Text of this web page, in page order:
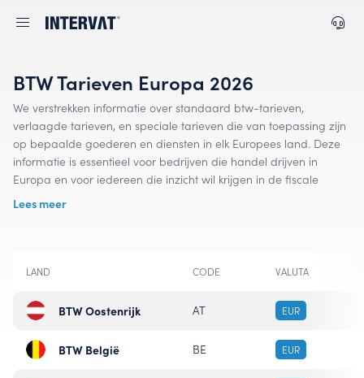
BTW Tarieven Europa 2026
We verstrekken informatie over standaard btw-tarieven,
verlaagde tarieven, en speciale tarieven die van toepassing zijn
op bepaalde goederen en diensten in elk Europees land. Deze
informatie is essentieel voor bedrijven die handel drijven in
Europa en voor iedereen die inzicht wil krijgen in de fiscale
structuur van verschillende Europese landen. Of u nu zakelijk
InterVAT.
Lees meer
LAND CODE VALUTA
BTW Oostenrijk AT EUR
BTW België BE EUR